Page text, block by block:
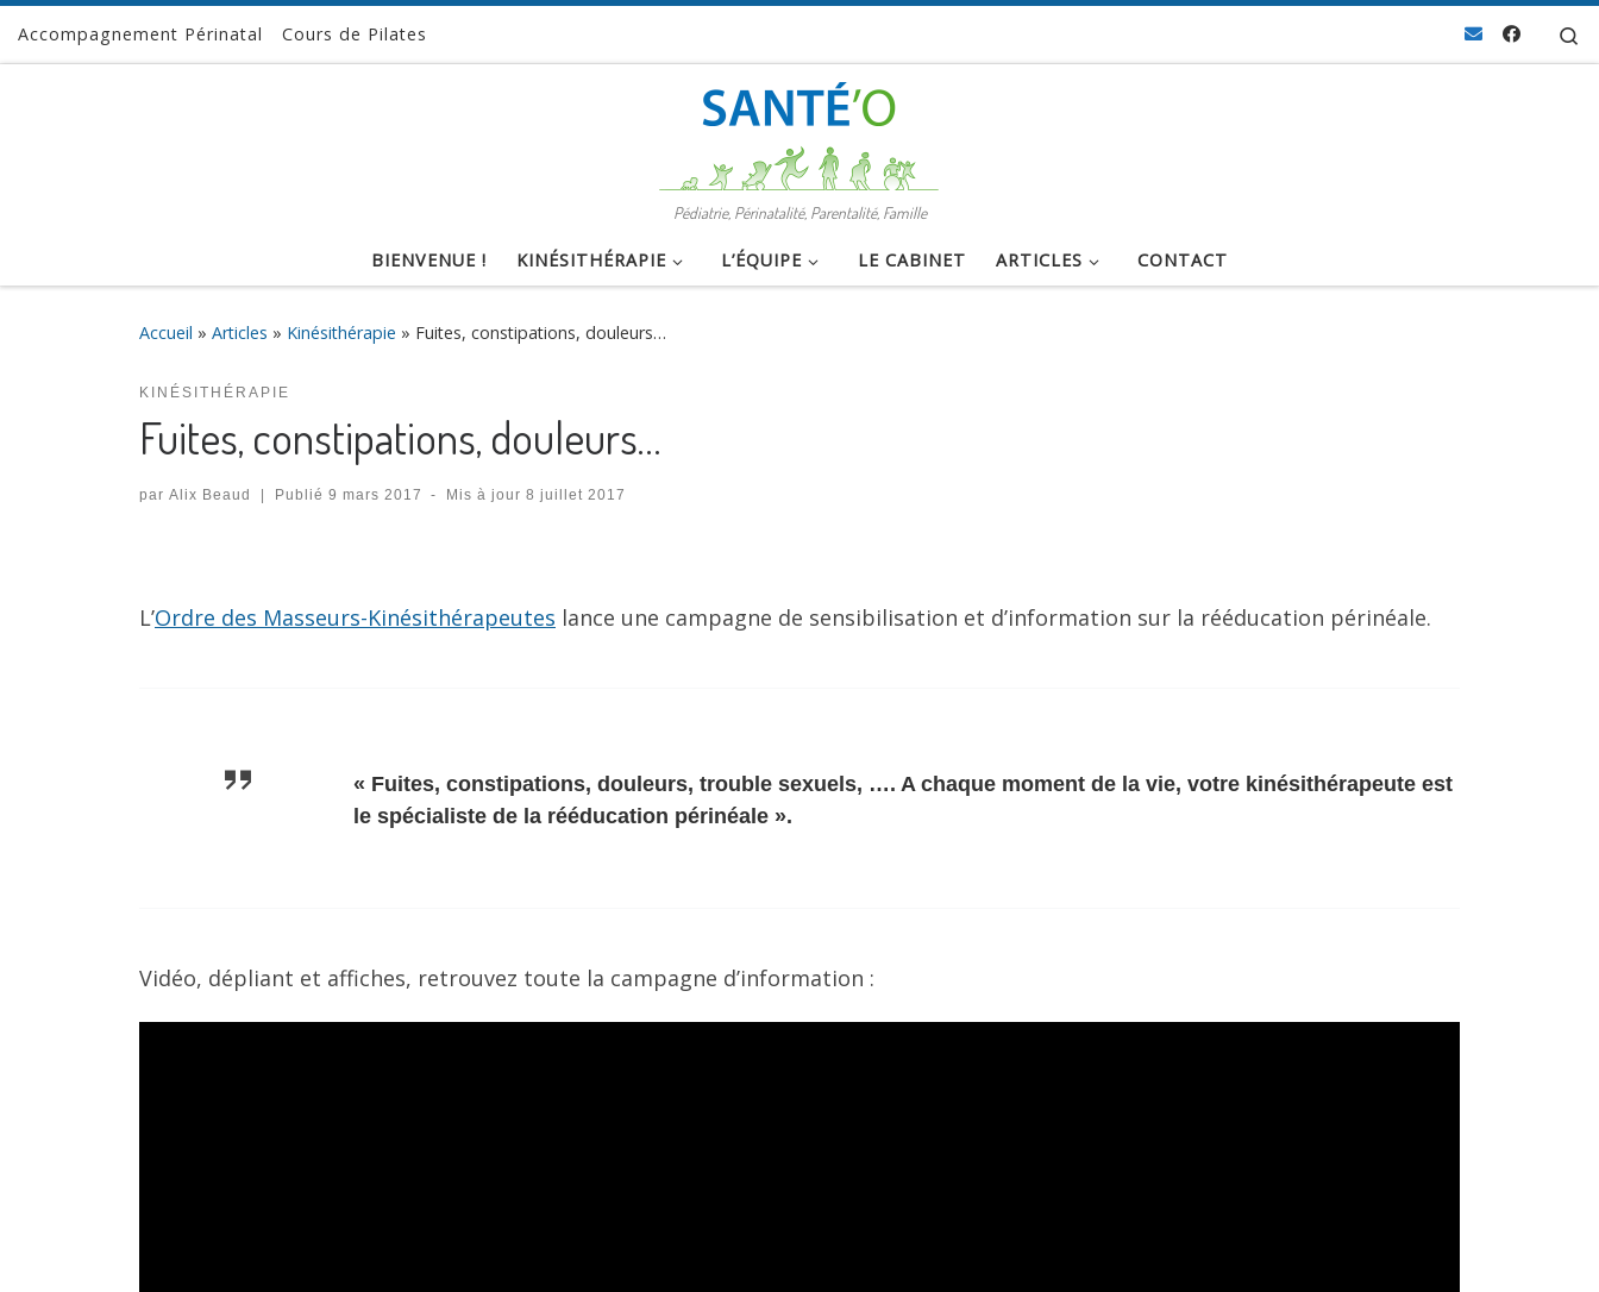
Passer au contenu
Accompagnement Périnatal Cours de Pilates
Pédiatrie, Périnatalité, Parentalité, Famille
BIENVENUE ! KINÉSITHÉRAPIE L’ÉQUIPE LE CABINET ARTICLES CONTACT
Accueil » Articles » Kinésithérapie » Fuites, constipations, douleurs…
KINÉSITHÉRAPIE
Fuites, constipations, douleurs…
par Alix Beaud Publié 9 mars 2017 - Mis à jour8 juillet 2017
L’Ordre des Masseurs-Kinésithérapeutes lance une campagne de sensibilisation et d’information sur la rééducation périnéale.
« Fuites, constipations, douleurs, trouble sexuels, …. A chaque moment de la vie, votre kinésithérapeute est
le spécialiste de la rééducation périnéale ».
Vidéo, dépliant et affiches, retrouvez toute la campagne d’information :